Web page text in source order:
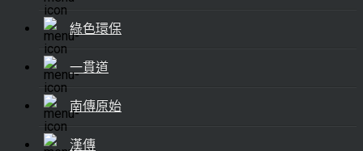
綠色環保
一貫道
南傳原始
漢傳